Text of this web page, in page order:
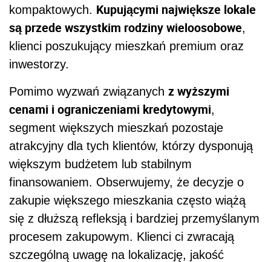
kompaktowych. Kupującymi największe lokale
są przede wszystkim rodziny wieloosobowe,
klienci poszukujący mieszkań premium oraz
inwestorzy.
Pomimo wyzwań związanych z wyższymi
cenami i ograniczeniami kredytowymi,
segment większych mieszkań pozostaje
atrakcyjny dla tych klientów, którzy dysponują
większym budżetem lub stabilnym
finansowaniem. Obserwujemy, że decyzje o
zakupie większego mieszkania często wiążą
się z dłuższą refleksją i bardziej przemyślanym
procesem zakupowym. Klienci ci zwracają
szczególną uwagę na lokalizację, jakość